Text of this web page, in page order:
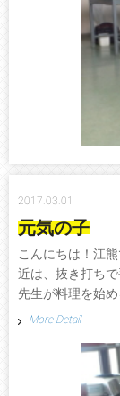
2017.03.01
元気の子
こんにちは！江
近は、抜き打ち
先生が料理を始め
More Detail